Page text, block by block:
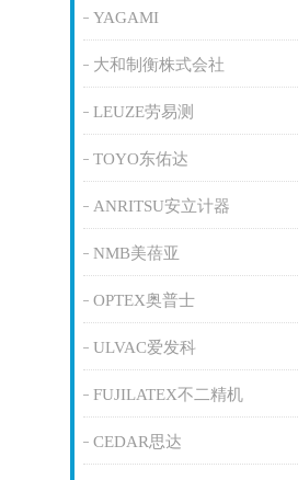
YAGAMI
大和制衡株式会社
LEUZE劳易测
TOYO东佑达
ANRITSU安立计器
NMB美蓓亚
OPTEX奥普士
ULVAC爱发科
FUJILATEX不二精机
CEDAR思达